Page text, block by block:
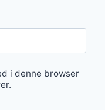
i denne browser